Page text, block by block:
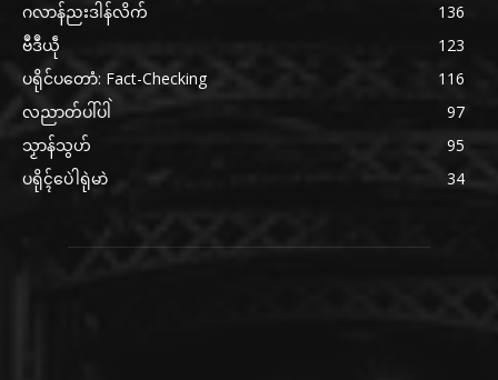
ဂလာန်ညးဒါန်လိက်
136
ဗဳဒဳယဵု
123
ပရိုင်ပတောံ: Fact-Checking
116
လညာတ်ပါ်ပါဲ
97
သၟာန်သွဟ်
95
ပရိုၚ်ပေဲါရုဲမာဲ
34